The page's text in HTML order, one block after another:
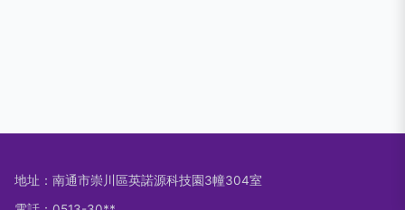
地址：南通市崇川區英諾源科技園3幢304室